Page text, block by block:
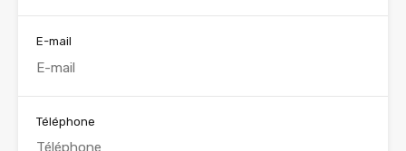
E-mail
Téléphone